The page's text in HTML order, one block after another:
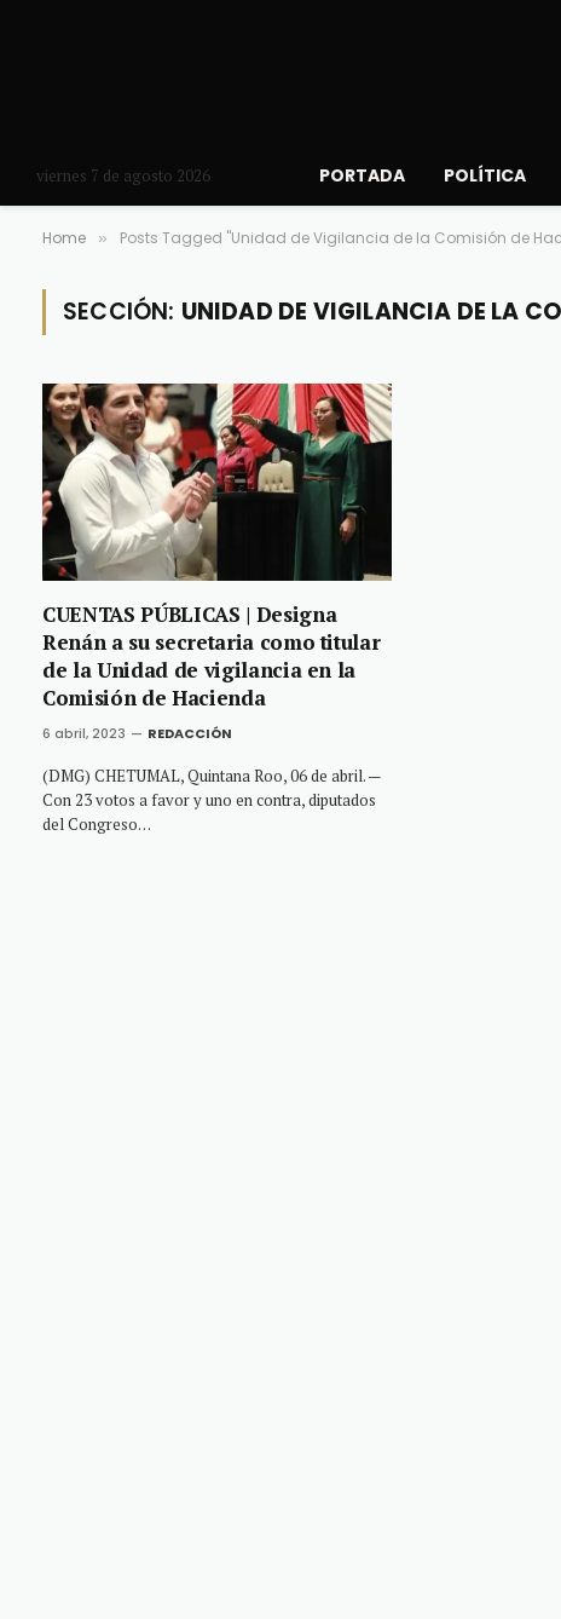
viernes 7 de agosto 2026 PORTADA POLÍTICA
Home » Posts Tagged "Unidad de Vigilancia de la Comisión de
SECCIÓN: UNIDAD DE VIGILANCIA DE LA
CUENTAS PÚBLICAS | Designa
Renán a su secretaria como titular
de la Unidad de vigilancia en la
Comisión de Hacienda
6 abril, 2023 REDACCIÓN
(DMG) CHETUMAL, Quintana Roo, 06 de abril. —
Con 23 votos a favor y uno en contra, diputados
del Congreso…